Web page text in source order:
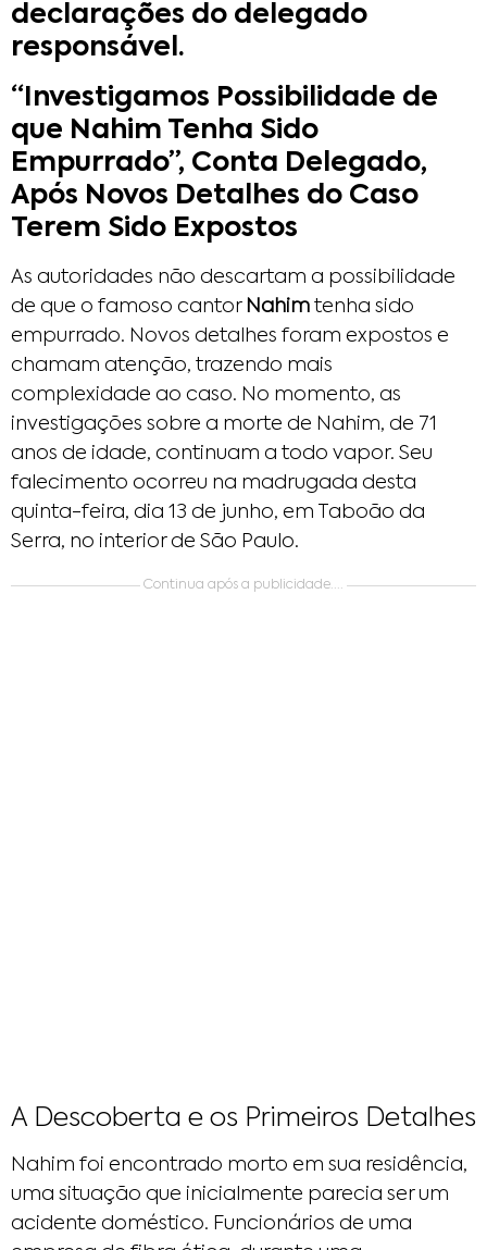
declarações do delegado
responsável.
“Investigamos Possibilidade de
que Nahim Tenha Sido
Empurrado”, Conta Delegado,
Após Novos Detalhes do Caso
Terem Sido Expostos
As autoridades não descartam a possibilidade
de que o famoso cantor Nahim tenha sido
empurrado. Novos detalhes foram expostos e
chamam atenção, trazendo mais
complexidade ao caso. No momento, as
investigações sobre a morte de Nahim, de 71
anos de idade, continuam a todo vapor. Seu
falecimento ocorreu na madrugada desta
quinta-feira, dia 13 de junho, em Taboão da
Serra, no interior de São Paulo.
Continua após a publicidade....
A Descoberta e os Primeiros Detalhes
Nahim foi encontrado morto em sua residência,
uma situação que inicialmente parecia ser um
acidente doméstico. Funcionários de uma